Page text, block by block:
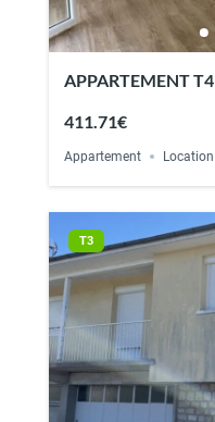
APPARTEMENT T4
411.71€
Appartement Location
T3